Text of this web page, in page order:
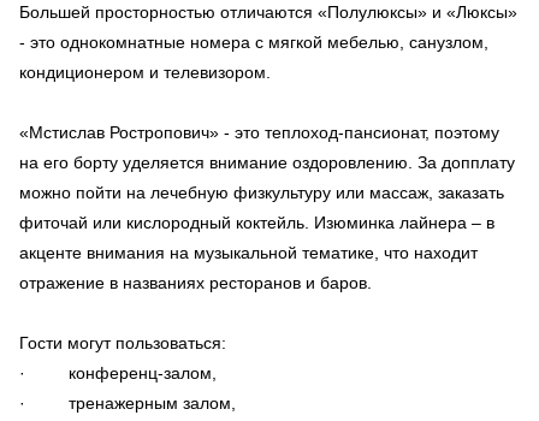
Большей просторностью отличаются «Полулюксы» и «Люксы»
- это однокомнатные номера с мягкой мебелью, санузлом,
кондиционером и телевизором.
«Мстислав Ростропович» - это теплоход-пансионат, поэтому
на его борту уделяется внимание оздоровлению. За допплату
можно пойти на лечебную физкультуру или массаж, заказать
фиточай или кислородный коктейль. Изюминка лайнера – в
акценте внимания на музыкальной тематике, что находит
отражение в названиях ресторанов и баров.
Гости могут пользоваться:
· конференц-залом,
· тренажерным залом,